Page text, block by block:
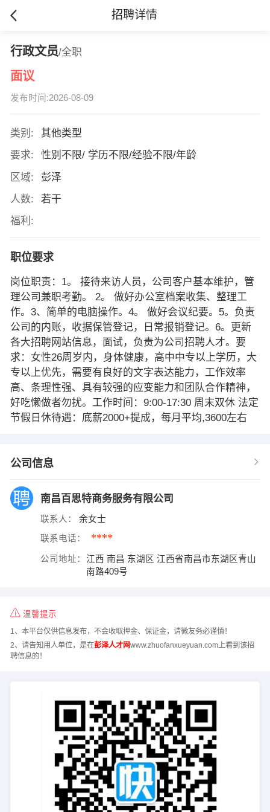
招聘详情
行政文员/全职
面议
发布时间:2026-08-09
类别:
其他类型
要求:
性别不限/ 学历不限/经验不限/年龄
区域:
彭泽
人数:
若干
福利:
职位要求
岗位职责：1。 接待来访人员，公司客户基本维护，管
理公司兼职考勤。 2。 做好办公室档案收集、整理工
作。3、简单的电脑操作。4。 做好会议纪要。5。负责
公司的内账，收据保管登记，日常报销登记。6。更新
各大招聘网站信息，面试，负责为公司招聘人才。要
求：女性26周岁内，身体健康，高中中专以上学历，大
专以上优先，需要有良好的文字表达能力，工作效率
高、条理性强、具有较强的应变能力和团队合作精神，
好吃懒做者勿扰。工作时间：9:00-17:30 周末双休 法定
节假日休待遇：底薪2000+提成，每月平均,3600左右
公司信息
南昌百思特商务服务有限公司
联系人： 余女士
联系电话： ****
公司地址：
江西 南昌 东湖区 江西省南昌市东湖区青山
南路409号
温馨提示
1、本平台仅供信息发布，不会收取押金、保证金，请微友务必谨慎！
2、请告知用人单位，是在彭泽人才网www.zhuofanxueyuan.com上看到该招
聘信息的！